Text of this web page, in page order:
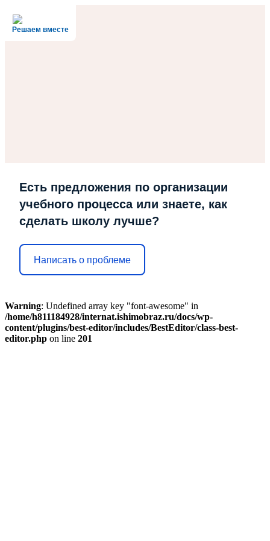
Решаем вместе
Есть предложения по организации
учебного процесса или знаете, как
сделать школу лучше?
Написать о проблеме
Warning: Undefined array key "font-awesome" in
/home/h811184928/internat.ishimobraz.ru/docs/wp-
content/plugins/best-editor/includes/BestEditor/class-best-
editor.php on line 201